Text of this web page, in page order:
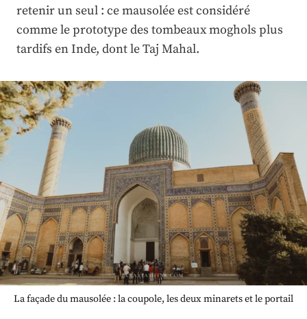
retenir un seul : ce mausolée est considéré
comme le prototype des tombeaux moghols plus
tardifs en Inde, dont le Taj Mahal.
La façade du mausolée : la coupole, les deux minarets et le portail